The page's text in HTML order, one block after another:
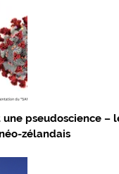
pseudoscience –
zélandais